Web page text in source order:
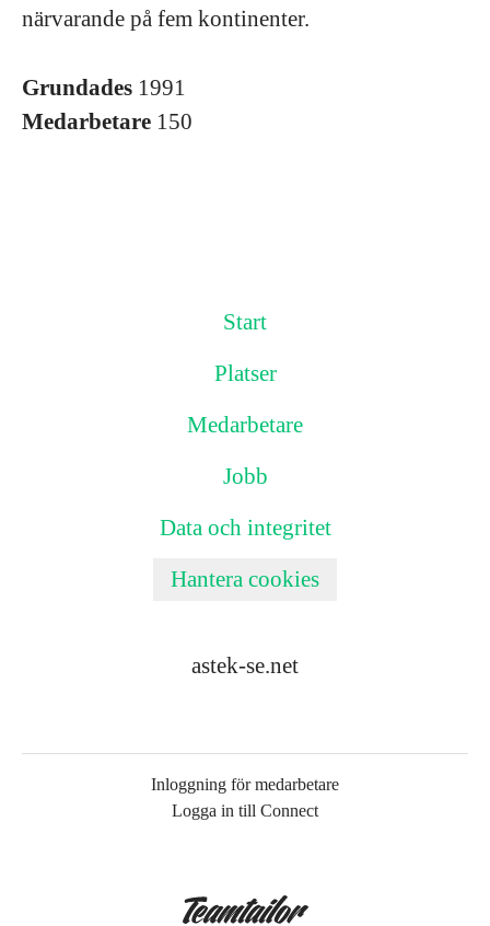
närvarande på fem kontinenter.
Grundades 1991
Medarbetare 150
Start
Platser
Medarbetare
Jobb
Data och integritet
Hantera cookies
astek-se.net
Inloggning för medarbetare
Logga in till Connect